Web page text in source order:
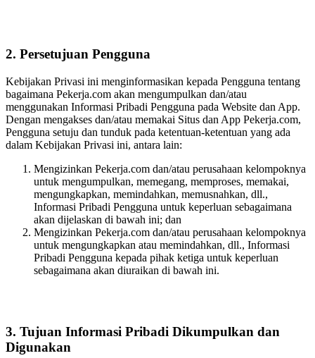
2. Persetujuan Pengguna
Kebijakan Privasi ini menginformasikan kepada Pengguna tentang
bagaimana Pekerja.com akan mengumpulkan dan/atau
menggunakan Informasi Pribadi Pengguna pada Website dan App.
Dengan mengakses dan/atau memakai Situs dan App Pekerja.com,
Pengguna setuju dan tunduk pada ketentuan-ketentuan yang ada
dalam Kebijakan Privasi ini, antara lain:
Mengizinkan Pekerja.com dan/atau perusahaan kelompoknya
untuk mengumpulkan, memegang, memproses, memakai,
mengungkapkan, memindahkan, memusnahkan, dll.,
Informasi Pribadi Pengguna untuk keperluan sebagaimana
akan dijelaskan di bawah ini; dan
Mengizinkan Pekerja.com dan/atau perusahaan kelompoknya
untuk mengungkapkan atau memindahkan, dll., Informasi
Pribadi Pengguna kepada pihak ketiga untuk keperluan
sebagaimana akan diuraikan di bawah ini.
3. Tujuan Informasi Pribadi Dikumpulkan dan
Digunakan